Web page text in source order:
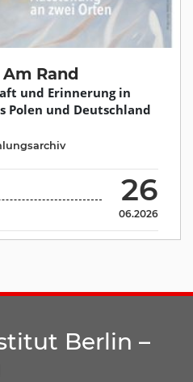
Rand
und Erinnerung in
Polen und Deutschland
26
06.2026
Berlin –